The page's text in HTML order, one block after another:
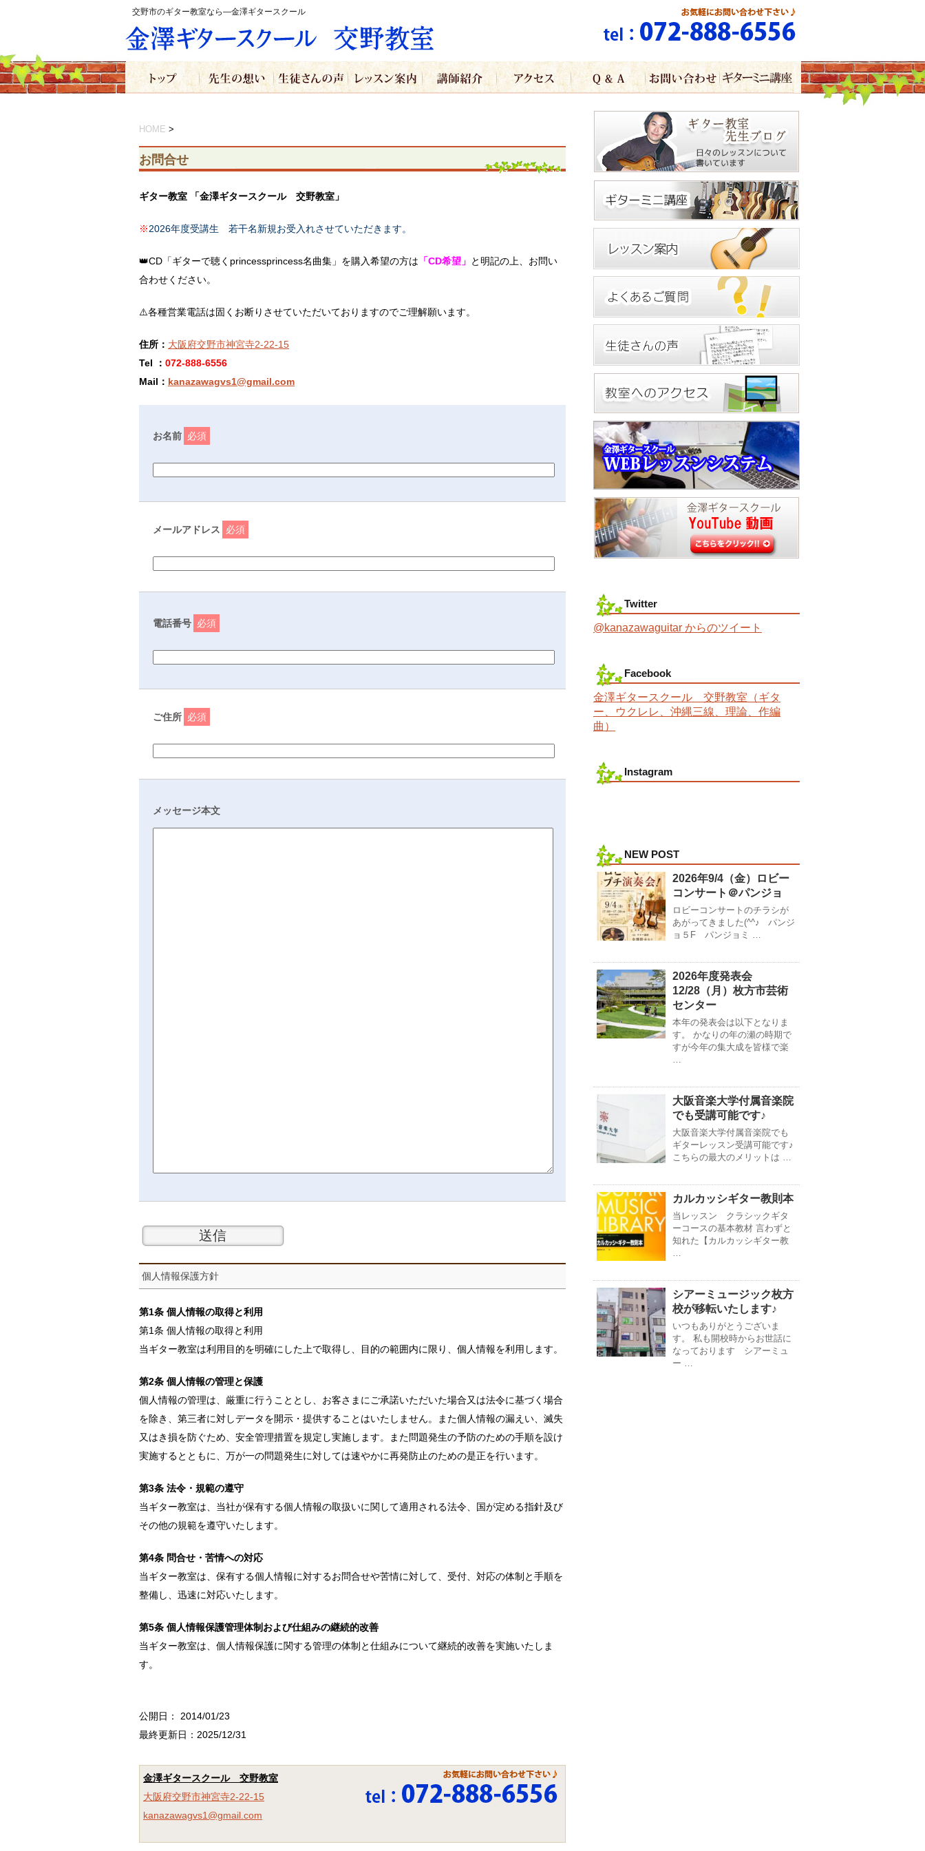
交野市のギター教室なら―金澤ギタースクール
HOME >
お問合せ
ギター教室 「金澤ギタースクール 交野教室」
※2026年度受講生 若干名新規お受入れさせていただきます。
👑CD「ギターで聴くprincessprincess名曲集」を購入希望の方は 「CD希望」 と明記の上、お問い
合わせください。
⚠️各種営業電話は固くお断りさせていただいておりますのでご理解願います。
住所： 大阪府交野市神宮寺2-22-15
Tel ： 072-888-6556
Mail： kanazawagvs1@gmail.com
お名前 必須
メールアドレス 必須
電話番号 必須
ご住所 必須
メッセージ本文
個人情報保護方針
第1条 個人情報の取得と利用
第1条 個人情報の取得と利用
当ギター教室は利用目的を明確にした上で取得し、目的の範囲内に限り、個人情報を利用します。
第2条 個人情報の管理と保護
個人情報の管理は、厳重に行うこととし、お客さまにご承諾いただいた場合又は法令に基づく場合
を除き、第三者に対しデータを開示・提供することはいたしません。また個人情報の漏えい、滅失
又はき損を防ぐため、安全管理措置を規定し実施します。また問題発生の予防のための手順を設け
実施するとともに、万が一の問題発生に対しては速やかに再発防止のための是正を行います。
第3条 法令・規範の遵守
当ギター教室は、当社が保有する個人情報の取扱いに関して適用される法令、国が定める指針及び
その他の規範を遵守いたします。
第4条 問合せ・苦情への対応
当ギター教室は、保有する個人情報に対するお問合せや苦情に対して、受付、対応の体制と手順を
整備し、迅速に対応いたします。
第5条 個人情報保護管理体制および仕組みの継続的改善
当ギター教室は、個人情報保護に関する管理の体制と仕組みについて継続的改善を実施いたしま
す。
公開日： 2014/01/23
最終更新日：2025/12/31
金澤ギタースクール 交野教室
大阪府交野市神宮寺2-22-15
kanazawagvs1@gmail.com
Twitter
@kanazawaguitar からのツイート
Facebook
金澤ギタースクール 交野教室（ギタ
ー、ウクレレ、沖縄三線、理論、作編
曲）
Instagram
NEW POST
2026年9/4（金）ロビー
コンサート＠パンジョ
ロビーコンサートのチラシが
あがってきました(^^♪ パンジ
ョ５F パンジョミ …
2026年度発表会
12/28（月）枚方市芸術
センター
本年の発表会は以下となりま
す。 かなりの年の瀬の時期で
すが今年の集大成を皆様で楽
…
大阪音楽大学付属音楽院
でも受講可能です♪
大阪音楽大学付属音楽院でも
ギターレッスン受講可能です♪
こちらの最大のメリットは …
カルカッシギター教則本
当レッスン クラシックギタ
ーコースの基本教材 言わずと
知れた【カルカッシギター教
…
シアーミュージック枚方
校が移転いたします♪
いつもありがとうございま
す。 私も開校時からお世話に
なっております シアーミュ
ー …